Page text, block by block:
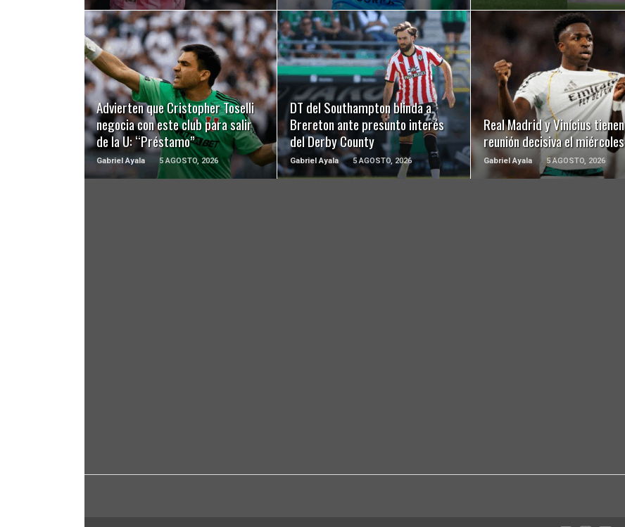
Advierten que Cristopher Toselli
negocia con este club para salir
de la U: “Préstamo”
Gabriel Ayala 5 AGOSTO, 2026
LEER MÁS
DT del Southampton blinda a
Brereton ante presunto interés
del Derby County
Gabriel Ayala 5 AGOSTO, 2026
LEER MÁS
Real Madrid y Vinícius tienen
reunión decisiva el miércoles
Gabriel Ayala 5 AGOSTO, 2026
LEER MÁS